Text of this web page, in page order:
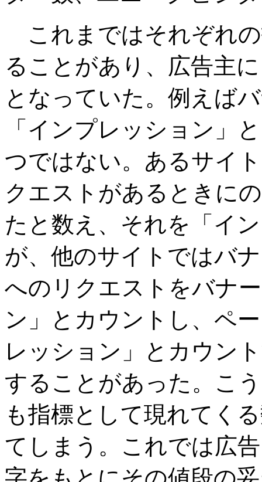
これまではそれぞれ
ることがあり、広告主
となっていた。例えば
「インプレッション」
つではない。あるサイ
クエストがあるときに
たと数え、それを「イ
が、他のサイトではバ
へのリクエストをバナ
ン」とカウントし、ペ
レッション」とカウン
することがあった。こ
も指標として現れてく
てしまう。これでは広